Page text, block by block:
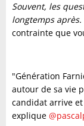
Souvent, les
longtemps après.
contrainte que
"Génération
autour de sa vie
candidat arrive
explique